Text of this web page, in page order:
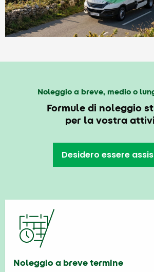
Noleggio a breve, medio o
Formule di noleggio
per la vostra
Desidero essere
Noleggio a breve termine